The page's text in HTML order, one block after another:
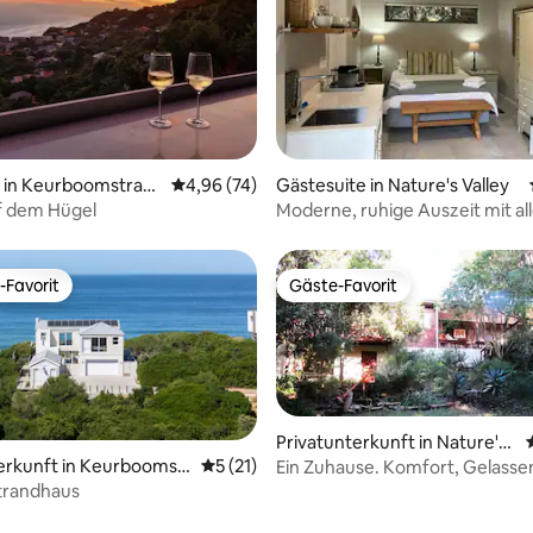
5 von 5, 7 Bewertungen
Keurboomstran
Durchschnittliche Bewertung: 4,96 von 5,
4,96 (74)
dem Hügel
Gästesuite in Nature's Valley
Moderne, ruhige Auszeit mit
Favorit.
Favorit
in Keurboomstr Durchschnittliche Bewertung: 5 von 5,
5 (21)
Gäste-Favorit
Gäste-Favorit
Privatunterkunft in Nature's
Valley
Ein Zuhause. Komfort,